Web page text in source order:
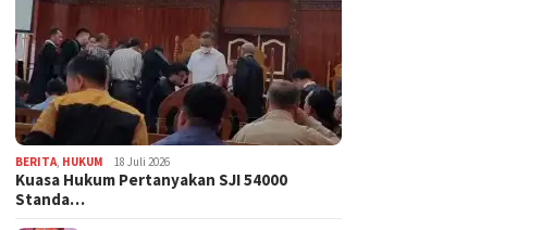
BERITA HUKUM 18 Juli 2026
Kuasa Hukum Pertanyakan SJI 54000
Standa…